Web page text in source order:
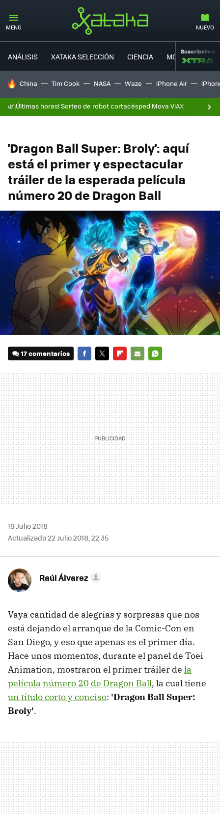
MENÚ NUEVO
ANÁLISIS XATAKA SELECCIÓN CIENCIA MOVILIDAD
Suscríbete a
HOY SE HABLA DE
China Tim Cook NASA Waze iPhone Air
🌿¡Últimas horas! Sorteo de robot cortacésped Mova ViAX
'Dragon Ball Super: Broly': aquí
está el primer y espectacular
tráiler de la esperada película
número 20 de Dragon Ball
17 comentarios
MAIL
19 Julio 2018
Actualizado 22 Julio 2018, 22:35
Raúl Álvarez
Vaya cantidad de alegrías y sorpresas que nos
está dejando el arranque de la Comic-Con en
San Diego, y eso que apenas es el primer día.
Hace unos momentos, durante el panel de Toei
Animation, mostraron el primer tráiler de la
película número 20 de Dragon Ball, la cual tiene
un título corto y conciso: 'Dragon Ball Super:
Broly'.